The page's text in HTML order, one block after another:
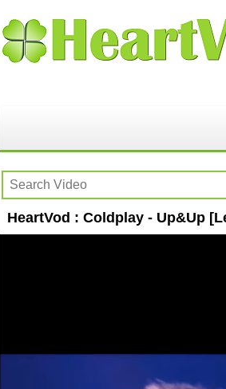
HeartVod : Coldplay - Up&Up